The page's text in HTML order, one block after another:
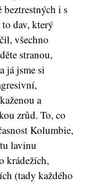
beztrestných i s
dav, který
všechno
stranou,
já jsme si
a
zrůd. To, co
Kolumbie,
lavinu
krádežích,
(tady každého